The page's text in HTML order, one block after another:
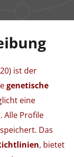
ist der
genetische
eine
Alle Profile
Das
, bietet